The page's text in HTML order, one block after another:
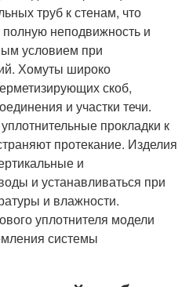
труб к стенам, что
полную неподвижность и
условием при
Хомуты широко
скоб,
и участки течи.
прокладки к
протекание. Изделия
и
и устанавливаться при
и влажности.
уплотнителя модели
системы